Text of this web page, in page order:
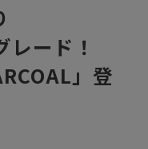
レード！
」登